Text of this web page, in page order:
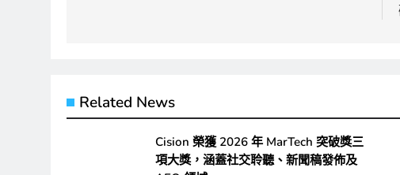
Related News
Cision 榮獲 2026 年 MarTech 突破獎三
項大獎，涵蓋社交聆聽、新聞稿發佈及